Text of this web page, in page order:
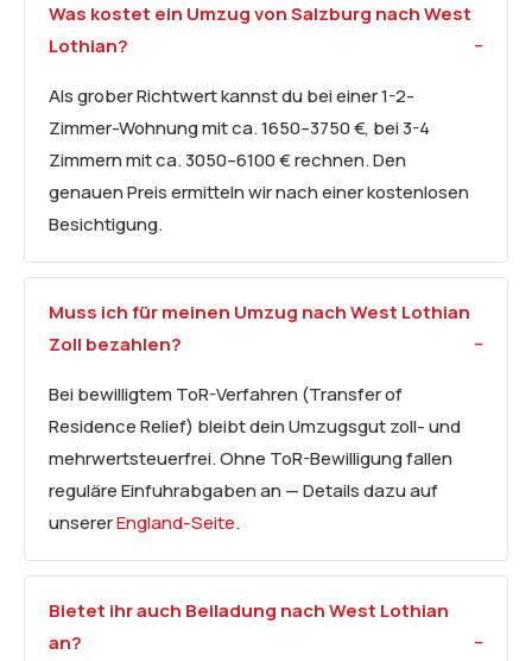
Was kostet ein Umzug von Salzburg nach West
Lothian?
Als grober Richtwert kannst du bei einer 1-2-
Zimmer-Wohnung mit ca. 1650–3750 €, bei 3-4
Zimmern mit ca. 3050–6100 € rechnen. Den
genauen Preis ermitteln wir nach einer kostenlosen
Besichtigung.
Muss ich für meinen Umzug nach West Lothian
Zoll bezahlen?
Bei bewilligtem ToR-Verfahren (Transfer of
Residence Relief) bleibt dein Umzugsgut zoll- und
mehrwertsteuerfrei. Ohne ToR-Bewilligung fallen
reguläre Einfuhrabgaben an — Details dazu auf
unsererEngland-Seite.
Bietet ihr auch Beiladung nach West Lothian
an?